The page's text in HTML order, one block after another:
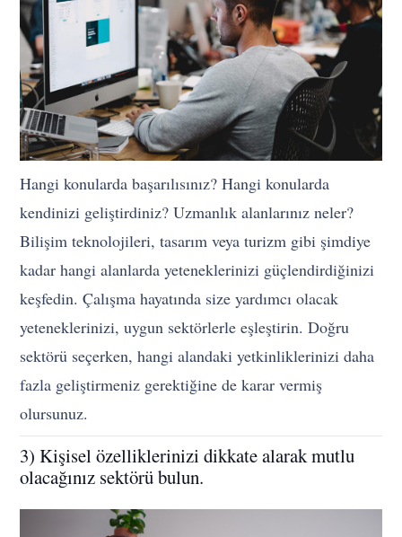
Hangi konularda başarılısınız? Hangi konularda
kendinizi geliştirdiniz? Uzmanlık alanlarınız neler?
Bilişim teknolojileri, tasarım veya turizm gibi şimdiye
kadar hangi alanlarda yeteneklerinizi güçlendirdiğinizi
keşfedin. Çalışma hayatında size yardımcı olacak
yeteneklerinizi, uygun sektörlerle eşleştirin. Doğru
sektörü seçerken, hangi alandaki yetkinliklerinizi daha
fazla geliştirmeniz gerektiğine de karar vermiş
olursunuz.
3) Kişisel özelliklerinizi dikkate alarak mutlu
olacağınız sektörü bulun.